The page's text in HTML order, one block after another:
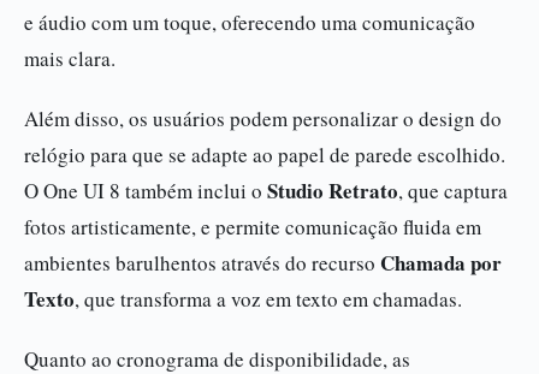
e áudio com um toque, oferecendo uma comunicação
mais clara.
Além disso, os usuários podem personalizar o design do
relógio para que se adapte ao papel de parede escolhido.
O One UI 8 também inclui o Studio Retrato, que captura
fotos artisticamente, e permite comunicação fluida em
ambientes barulhentos através do recurso Chamada por
Texto, que transforma a voz em texto em chamadas.
Quanto ao cronograma de disponibilidade, as